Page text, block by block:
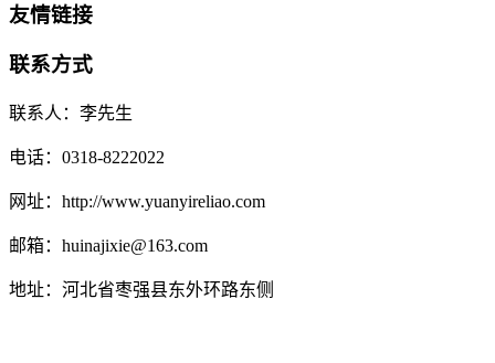
友情链接
联系方式
联系人：李先生
电话：0318-8222022
网址：http://www.yuanyireliao.com
邮箱：huinajixie@163.com
地址：河北省枣强县东外环路东侧